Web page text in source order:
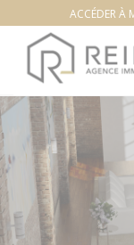
ACCÉDER À